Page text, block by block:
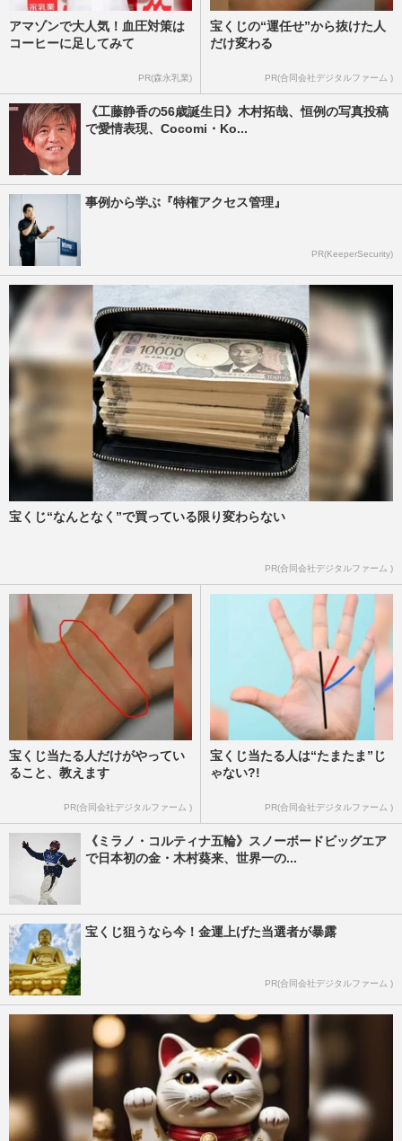
アマゾンで大人気！血圧対策は
コーヒーに足してみて
PR(森永乳業)
宝くじの“運任せ”から抜けた人
だけ変わる
PR(合同会社デジタルファーム )
《工藤静香の56歳誕生日》木村拓哉、恒例の写真投稿
で愛情表現、Cocomi・Ko...
事例から学ぶ『特権アクセス管理』
PR(KeeperSecurity)
宝くじ“なんとなく”で買っている限り変わらない
PR(合同会社デジタルファーム )
宝くじ当たる人だけがやってい
ること、教えます
PR(合同会社デジタルファーム )
宝くじ当たる人は“たまたま”じ
ゃない?!
PR(合同会社デジタルファーム )
《ミラノ・コルティナ五輪》スノーボードビッグエア
で日本初の金・木村葵来、世界一の...
宝くじ狙うなら今！金運上げた当選者が暴露
PR(合同会社デジタルファーム )